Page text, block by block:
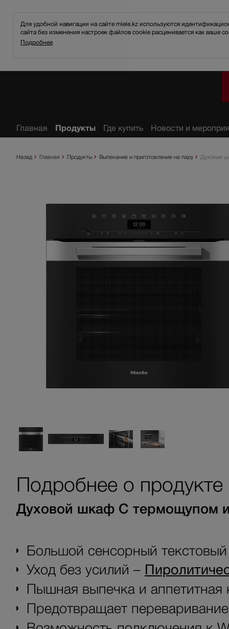
Для удобной навигации на сайте miele.kz используются
сайта без изменения настроек файлов cookie расценивается как ваше
Подробнее
Назад Главная Продукты Выпекание и приготовление на пару Духовые
Подробнее о продукте
Духовой шкаф С термощупом
Большой сенсорный
Уход без усилий –
Пышная выпечка и
Предотвращает
Главная Продукты Где купить Новости и